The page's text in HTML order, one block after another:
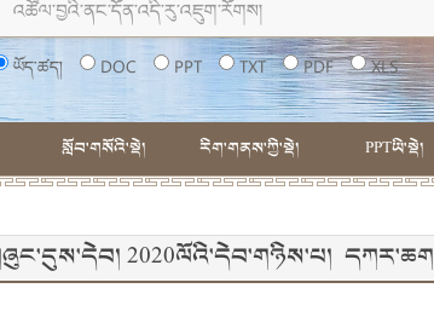
ཡོད་ཚད། DOC PPT TXT PDF XLS
སློབ་གསོའི་སྡེ། རིག་གནས་ཀྱི་སྡེ། PPTཡི་སྡེ།
2020ལོའི་དེབ་གཉིས་པ། དཀར་ཆག